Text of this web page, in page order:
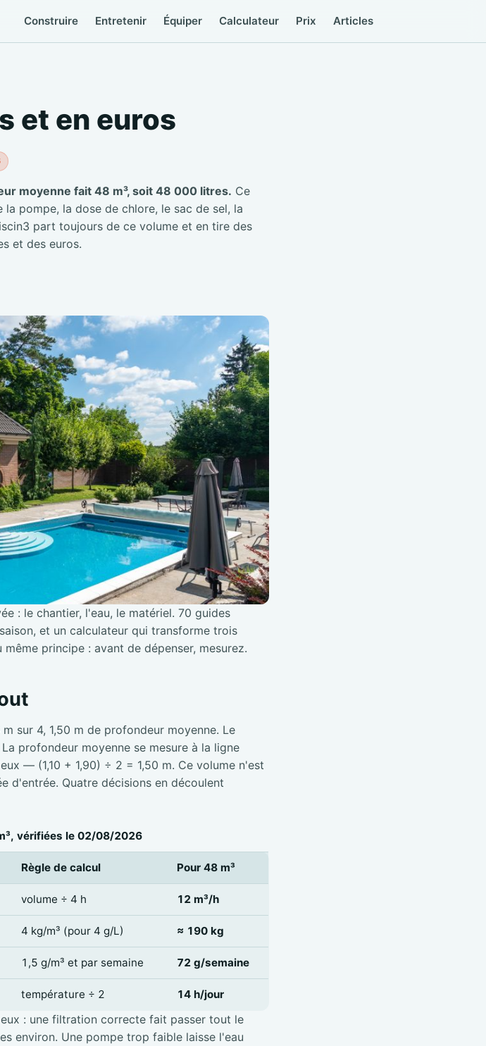
Construire Entretenir Équiper Calculateur Prix Articles
et en euros
moyenne fait 48 m³, soit 48 000 litres. Ce
pompe, la dose de chlore, le sac de sel, la
part toujours de ce volume et en tire des
et des euros.
: le chantier, l'eau, le matériel. 70 guides
et un calculateur qui transforme trois
principe : avant de dépenser, mesurez.
sur 4, 1,50 m de profondeur moyenne. Le
profondeur moyenne se mesure à la ligne
— (1,10 + 1,90) ÷ 2 = 1,50 m. Ce volume n'est
d'entrée. Quatre décisions en découlent
vérifiées le 02/08/2026
Règle de calcul Pour 48 m³
volume ÷ 4 h 12 m³/h
4 kg/m³ (pour 4 g/L) ≈ 190 kg
1,5 g/m³ et par semaine 72 g/semaine
température ÷ 2 14 h/jour
: une filtration correcte fait passer tout le
environ. Une pompe trop faible laisse l'eau